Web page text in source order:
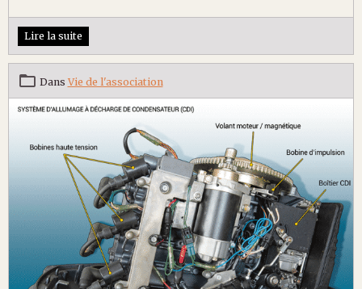
Lire la suite
Dans Vie de l'association